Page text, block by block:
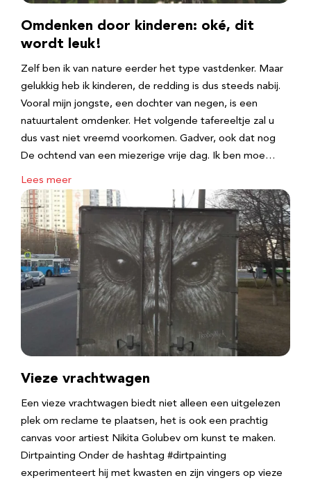
Omdenken door kinderen: oké, dit
wordt leuk!
Zelf ben ik van nature eerder het type vastdenker. Maar
gelukkig heb ik kinderen, de redding is dus steeds nabij.
Vooral mijn jongste, een dochter van negen, is een
natuurtalent omdenker. Het volgende tafereeltje zal u
dus vast niet vreemd voorkomen. Gadver, ook dat nog
De ochtend van een miezerige vrije dag. Ik ben moe…
Lees meer
Vieze vrachtwagen
Een vieze vrachtwagen biedt niet alleen een uitgelezen
plek om reclame te plaatsen, het is ook een prachtig
canvas voor artiest Nikita Golubev om kunst te maken.
Dirtpainting Onder de hashtag #dirtpainting
experimenteert hij met kwasten en zijn vingers op vieze